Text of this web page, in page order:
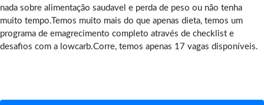
nada sobre alimentação saudavel e perda de peso ou não tenha
muito tempo.Temos muito mais do que apenas dieta, temos um
programa de emagrecimento completo através de checklist e
desafios com a lowcarb.Corre, temos apenas 17 vagas disponíveis.